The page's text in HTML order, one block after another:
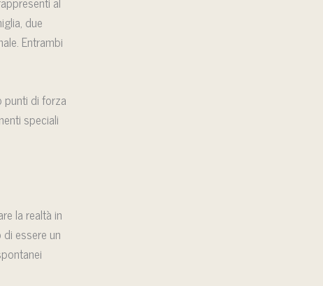
due
Entrambi
punti di forza
speciali
la realtà in
essere un